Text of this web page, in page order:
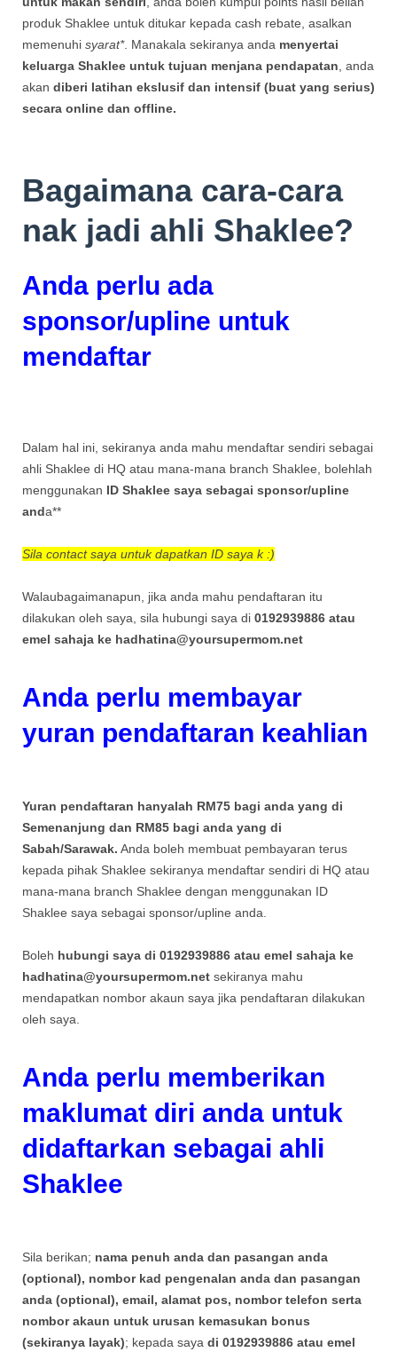
produk Shaklee untuk ditukar kepada cash rebate, asalkan
memenuhi syarat*. Manakala sekiranya anda menyertai
keluarga Shaklee untuk tujuan menjana pendapatan , anda
akan diberi latihan ekslusif dan intensif (buat yang serius)
secara online dan offline.
Bagaimana cara-cara
nak jadi ahli Shaklee?
Anda perlu ada
sponsor/upline untuk
mendaftar
Dalam hal ini, sekiranya anda mahu mendaftar sendiri sebagai
ahli Shaklee di HQ atau mana-mana branch Shaklee, bolehlah
menggunakan ID Shaklee saya sebagai sponsor/upline
anda**
Sila contact saya untuk dapatkan ID saya k :)
Walaubagaimanapun, jika anda mahu pendaftaran itu
dilakukan oleh saya, sila hubungi saya di 0192939886 atau
emel sahaja ke hadhatina@yoursupermom.net
Anda perlu membayar
yuran pendaftaran keahlian
Yuran pendaftaran hanyalah RM75 bagi anda yang di
Semenanjung dan RM85 bagi anda yang di
Sabah/Sarawak. Anda boleh membuat pembayaran terus
kepada pihak Shaklee sekiranya mendaftar sendiri di HQ atau
mana-mana branch Shaklee dengan menggunakan ID
Shaklee saya sebagai sponsor/upline anda.
Boleh hubungi saya di 0192939886 atau emel sahaja ke
hadhatina@yoursupermom.net sekiranya mahu
mendapatkan nombor akaun saya jika pendaftaran dilakukan
oleh saya.
Anda perlu memberikan
maklumat diri anda untuk
didaftarkan sebagai ahli
Shaklee
Sila berikan; nama penuh anda dan pasangan anda
(optional), nombor kad pengenalan anda dan pasangan
anda (optional), email, alamat pos, nombor telefon serta
nombor akaun untuk urusan kemasukan bonus
(sekiranya layak); kepada saya di 0192939886 atau emel